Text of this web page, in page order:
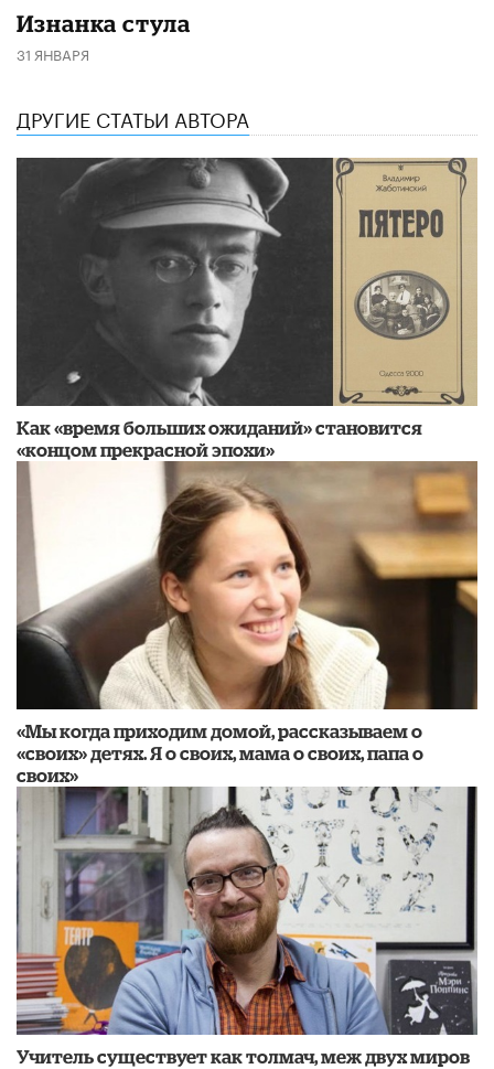
Изнанка стула
31 ЯНВАРЯ
ДРУГИЕ СТАТЬИ АВТОРА
Как «время больших ожиданий» становится
«концом прекрасной эпохи»
«Мы когда приходим домой, рассказываем о
«своих» детях. Я о своих, мама о своих, папа о
своих»
Учитель существует как толмач, меж двух миров